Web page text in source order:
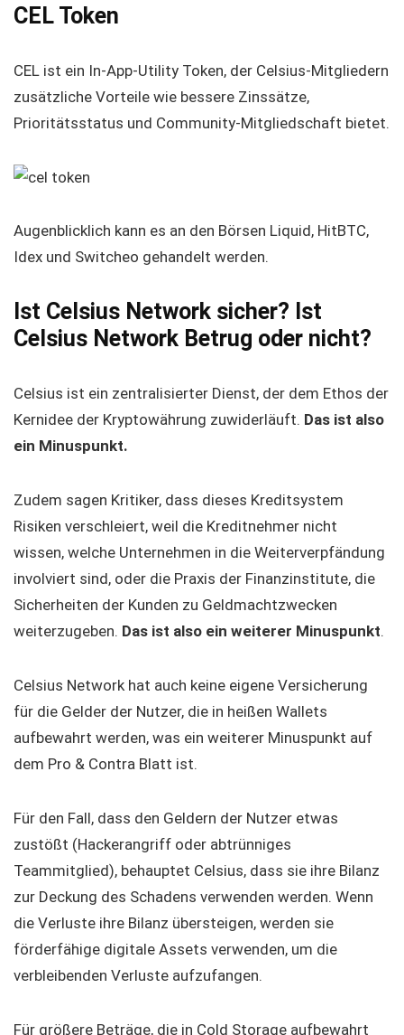
CEL Token
CEL ist ein In-App-Utility Token, der Celsius-Mitgliedern
zusätzliche Vorteile wie bessere Zinssätze,
Prioritätsstatus und Community-Mitgliedschaft bietet.
Augenblicklich kann es an den Börsen Liquid, HitBTC,
Idex und Switcheo gehandelt werden.
Ist Celsius Network sicher? Ist
Celsius Network Betrug oder nicht?
Celsius ist ein zentralisierter Dienst, der dem Ethos der
Kernidee der Kryptowährung zuwiderläuft. Das ist also
ein Minuspunkt.
Zudem sagen Kritiker, dass dieses Kreditsystem
Risiken verschleiert, weil die Kreditnehmer nicht
wissen, welche Unternehmen in die Weiterverpfändung
involviert sind, oder die Praxis der Finanzinstitute, die
Sicherheiten der Kunden zu Geldmachtzwecken
weiterzugeben. Das ist also ein weiterer Minuspunkt.
Celsius Network hat auch keine eigene Versicherung
für die Gelder der Nutzer, die in heißen Wallets
aufbewahrt werden, was ein weiterer Minuspunkt auf
dem Pro & Contra Blatt ist.
Für den Fall, dass den Geldern der Nutzer etwas
zustößt (Hackerangriff oder abtrünniges
Teammitglied), behauptet Celsius, dass sie ihre Bilanz
zur Deckung des Schadens verwenden werden. Wenn
die Verluste ihre Bilanz übersteigen, werden sie
förderfähige digitale Assets verwenden, um die
verbleibenden Verluste aufzufangen.
Für größere Beträge, die in Cold Storage aufbewahrt